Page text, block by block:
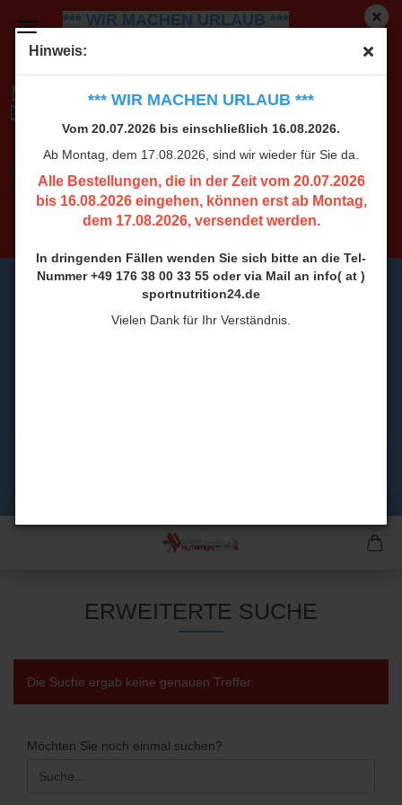
Hinweis:
*** WIR MACHEN URLAUB ***
Vom 20.07.2026 bis einschließlich 16.08.2026.
Ab Montag, dem 17.08.2026, sind wir wieder für Sie da.
Alle Bestellungen, die in der Zeit vom 20.07.2026
bis 16.08.2026 eingehen, können erst ab Montag,
dem 17.08.2026, versendet werden.
In dringenden Fällen wenden Sie sich bitte an die Tel-
Nummer +49 176 38 00 33 55 oder via Mail an info( at )
sportnutrition24.de
Vielen Dank für Ihr Verständnis.
*** WIR MACHEN URLAUB ***
Vom 20.07.2026 bis einschließlich 16.08.2026.
Alle Bestellungen, die in der Zeit vom 20.07.2026
dem 17.08.2026, versendet werden.
In dringenden Fällen wenden Sie sich bitte an die Tel-
Nummer +49 176 38 00 33 55 oder via Mail an info( at )
sportnutrition24.de
Vielen Dank für Ihr Verständnis.
ERWEITERTE SUCHE
Die Suche ergab keine genauen Treffer.
MÖCHTEN
NOCH
Möchten Sie noch einmal suchen?